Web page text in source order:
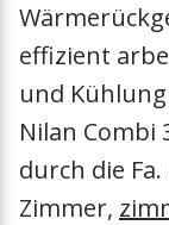
effizient
und
Nilan Combi
durch die
Zimmer,